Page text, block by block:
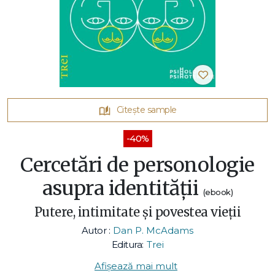
Citește sample
-40%
Cercetări de personologie
asupra identității (ebook)
Putere, intimitate și povestea vieții
Autor : Dan P. McAdams
Editura: Trei
Afișează mai mult